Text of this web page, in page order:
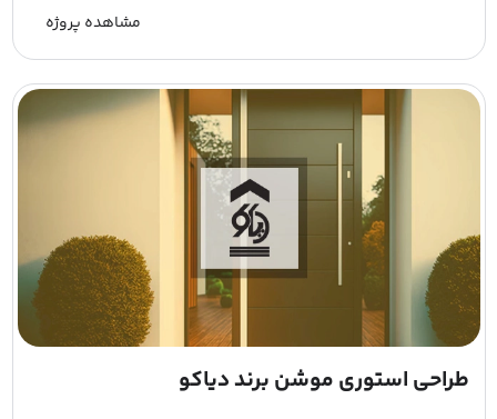
مشاهده پروژه
طراحی استوری موشن برند دیاکو